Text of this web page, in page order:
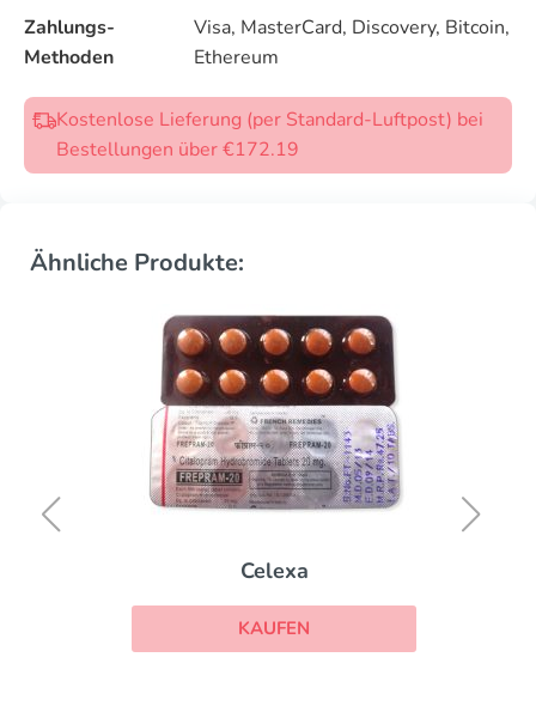
Zahlungs-
Methoden
Visa, MasterCard, Discovery, Bitcoin,
Ethereum
Kostenlose Lieferung (per Standard-Luftpost) bei
Bestellungen über €172.19
Ähnliche Produkte:
Celexa
KAUFEN